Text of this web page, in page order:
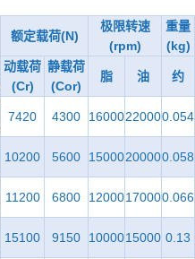
额定载荷(N)
极限转速
(rpm)
重量
(kg)
动载荷
(Cr)
静载荷
(Cor)
脂 油 约
7420 4300 16000220000.054
10200 5600 15000200000.058
11200 6800 12000170000.066
15100 9150 1000015000 0.13